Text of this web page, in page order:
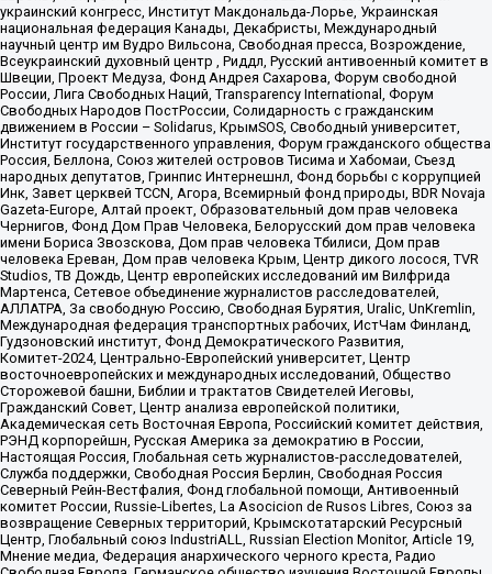
украинский конгресс, Институт Макдональда-Лорье, Украинская
национальная федерация Канады, Декабристы, Международный
научный центр им Вудро Вильсона, Свободная пресса, Возрождение,
Всеукраинский духовный центр , Риддл, Русский антивоенный комитет в
Швеции, Проект Медуза, Фонд Андрея Сахарова, Форум свободной
России, Лига Свободных Наций, Transparеncy International, Форум
Свободных Народов ПостРоссии, Солидарность с гражданским
движением в России – Solidarus, КрымSOS, Свободный университет,
Институт государственного управления, Форум гражданского общества
Россия, Беллона, Союз жителей островов Тисима и Хабомаи, Съезд
народных депутатов, Гринпис Интернешнл, Фонд борьбы с коррупцией
Инк, Завет церквей TCCN, Агора, Всемирный фонд природы, BDR Novaja
Gazeta-Europe, Алтай проект, Образовательный дом прав человека
Чернигов, Фонд Дом Прав Человека, Белорусский дом прав человека
имени Бориса Звозскова, Дом прав человека Тбилиси, Дом прав
человека Ереван, Дом прав человека Крым, Центр дикого лосося, TVR
Studios, ТВ Дождь, Центр европейских исследований им Вилфрида
Мартенса, Сетевое объединение журналистов расследователей,
АЛЛАТРА, За свободную Россию, Свободная Бурятия, Uralic, UnKremlin,
Международная федерация транспортных рабочих, ИстЧам Финланд,
Гудзоновский институт, Фонд Демократического Развития,
Комитет-2024, Центрально-Европейский университет, Центр
восточноевропейских и международных исследований, Общество
Сторожевой башни, Библии и трактатов Свидетелей Иеговы,
Гражданский Совет, Центр анализа европейской политики,
Академическая сеть Восточная Европа, Российский комитет действия,
РЭНД корпорейшн, Русская Америка за демократию в России,
Настоящая Россия, Глобальная сеть журналистов-расследователей,
Служба поддержки, Свободная Россия Берлин, Свободная Россия
Северный Рейн-Вестфалия, Фонд глобальной помощи, Антивоенный
комитет России, Russie-Libertes, La Asocicion de Rusos Libres, Союз за
возвращение Северных территорий, Крымскотатарский Ресурсный
Центр, Глобальный союз IndustriALL, Russian Election Monitor, Article 19,
Мнение медиа, Федерация анархического черного креста, Радио